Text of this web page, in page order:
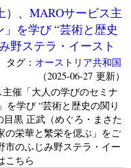
）、MAROサービス主
を学び “芸術と歴史
野ステラ・イースト
グ： オーストリア共和国
（2025-06-27 更新）
催「大人の学びのセミナ
を学び “芸術と歴史の関り
黒 正武（めぐろ・まさた
の栄華と繁栄を偲ぶ」をご
市のふじみ野ステラ・イー
こちら